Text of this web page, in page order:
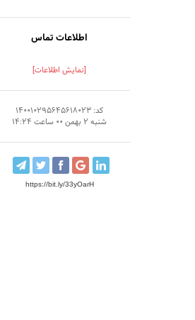
اطلاعات تماس
[نمایش اطلاعات]
کد: 140010295645618023
شنبه 2 بهمن 00 ساعت 14:24
https://bit.ly/33yOarH